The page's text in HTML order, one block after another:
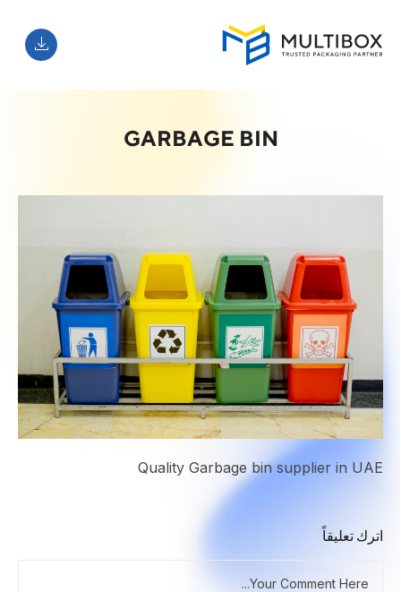
GARBAGE BIN
Quality Garbage bin supplier in UAE
اترك تعليقاً